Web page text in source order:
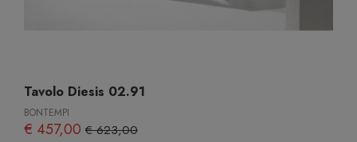
Tavolo Diesis 02.91
BONTEMPI
€ 457,00 € 623,00